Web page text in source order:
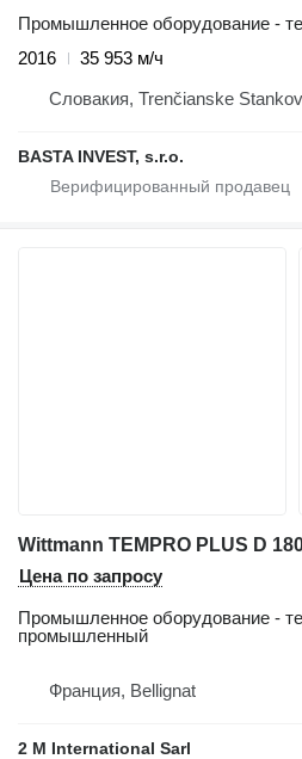
Промышленное оборудование -
2016
35 953 м/ч
Словакия, Trenčianske
BASTA INVEST, s.r.o.
Wittmann TEMPRO PLUS D
Цена по запросу
Промышленное оборудование -
промышленный
Франция, Bellignat
2 M International Sarl